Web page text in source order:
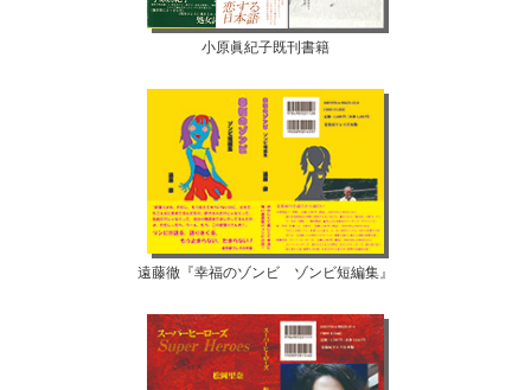
小原眞紀子既刊書籍
遠藤徹『幸福のゾンビ ゾンビ短編集』